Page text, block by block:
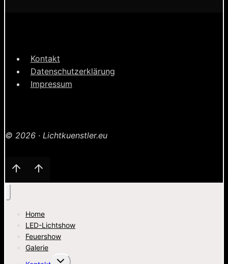
Kontakt
Datenschutzerklärung
Impressum
© 2026 · Lichtkuenstler.eu
Home
LED-Lichtshow
Feuershow
Galerie
Untermenü